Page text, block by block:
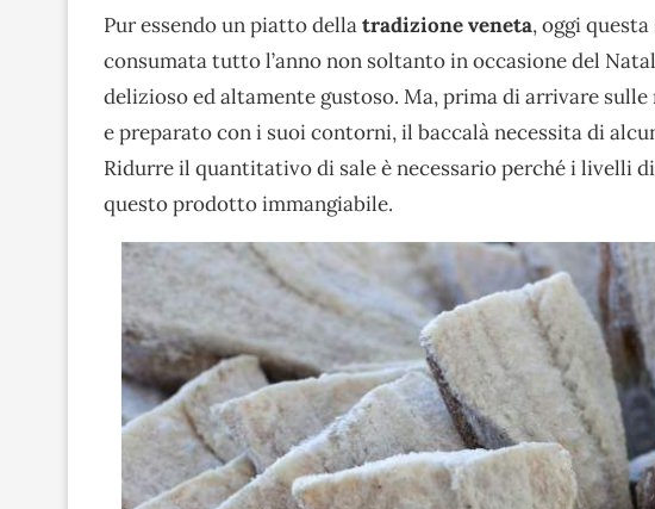
Pur essendo un piatto dellatradizione veneta, oggi
consumata tutto l’anno non soltanto in occasione del
delizioso ed altamente gustoso. Ma, prima di arrivare
e preparato con i suoi contorni, il baccalà necessita di
Ridurre il quantitativo di sale è necessario perché i livelli
questo prodotto immangiabile.